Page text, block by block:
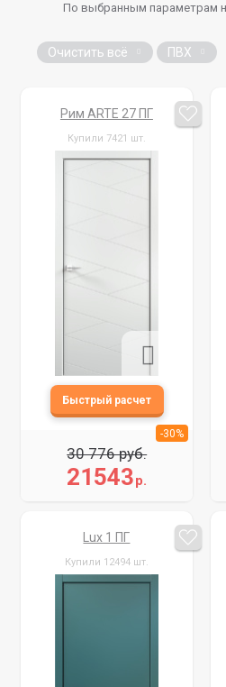
По выбранным параметрам
Очистить всё ПВХ
Рим ARTE 27 ПГ
Купили 7421 шт.
21543р.
30 776 руб.
-30%
Lux 1 ПГ
Купили 12494 шт.